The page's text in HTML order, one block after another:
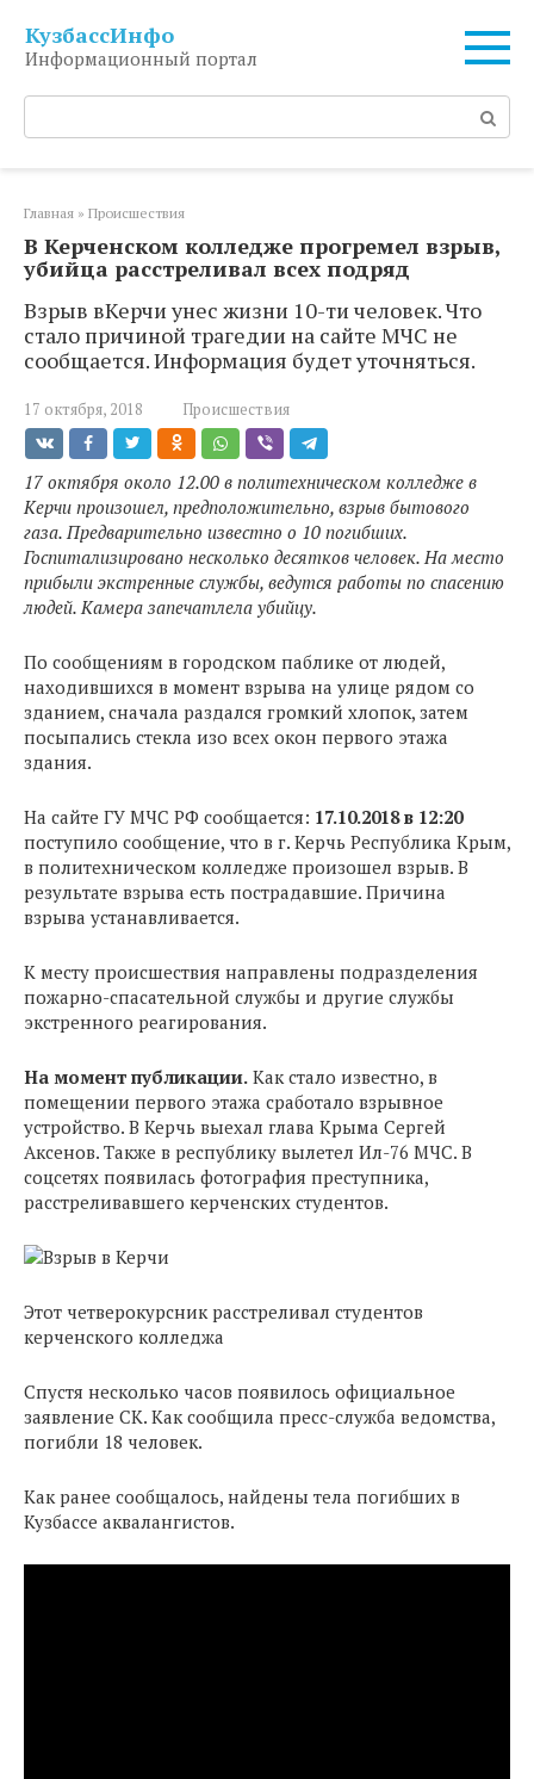
контенту
КузбассИнфо
Информационный портал
Поиск:
Главная » Происшествия
В Керченском колледже прогремел взрыв,
убийца расстреливал всех подряд
Взрыв вКерчи унес жизни 10-ти человек. Что
стало причиной трагедии на сайте МЧС не
сообщается. Информация будет уточняться.
17 октября, 2018 Происшествия
17 октября около 12.00 в политехническом колледже в
Керчи произошел, предположительно, взрыв бытового
газа. Предварительно известно о 10 погибших.
Госпитализировано несколько десятков человек. На место
прибыли экстренные службы, ведутся работы по спасению
людей. Камера запечатлела убийцу.
По сообщениям в городском паблике от людей,
находившихся в момент взрыва на улице рядом со
зданием, сначала раздался громкий хлопок, затем
посыпались стекла изо всех окон первого этажа
здания.
На сайте ГУ МЧС РФ сообщается: 17.10.2018 в 12:20
поступило сообщение, что в г. Керчь Республика Крым,
в политехническом колледже произошел взрыв. В
результате взрыва есть пострадавшие. Причина
взрыва устанавливается.
К месту происшествия направлены подразделения
пожарно-спасательной службы и другие службы
экстренного реагирования.
На момент публикации. Как стало известно, в
помещении первого этажа сработало взрывное
устройство. В Керчь выехал глава Крыма Сергей
Аксенов. Также в республику вылетел Ил-76 МЧС. В
соцсетях появилась фотография преступника,
расстреливавшего керченских студентов.
Этот четверокурсник расстреливал студентов
керченского колледжа
Спустя несколько часов появилось официальное
заявление СК. Как сообщила пресс-служба ведомства,
погибли 18 человек.
Как ранее сообщалось, найдены тела погибших в
Кузбассе аквалангистов.